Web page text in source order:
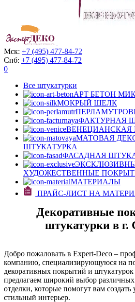
Мск: +7 (495) 477-84-72
Спб: +7 (495) 477-84-72
0
Все штукатурки
АРТ БЕТОН
МОКРЫЙ ШЕЛК
ФАКТУРНАЯ
ВЕНЕЦИАНСКАЯ
МАТОВАЯ
ШТУКАТУРКА
ФАСАДНАЯ
ХУДОЖЕСТВЕННЫЕ
МАТЕРИАЛЫ
ПРАЙС-ЛИСТ НА
Декоративные
штукатурки в г.
Добро пожаловать в Expert-Deco –
компанию, специализирующуюся на
декоративных покрытий и
предлагаем широкий выбор
отделки, которые помогут вам
стильный интерьер.